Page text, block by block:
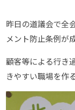
昨日の道議会で全
メント防止条例が
顧客等による行き
きやすい職場を作